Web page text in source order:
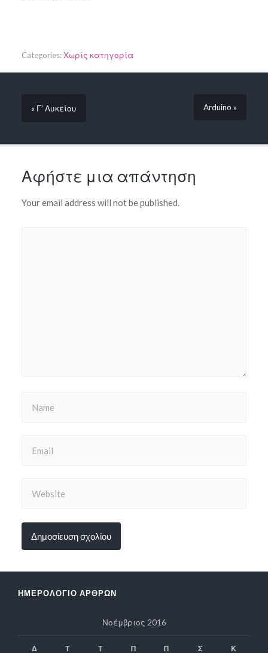
Categories:Χωρίς κατηγορία
« Γ’ Λυκείου Arduino »
Αφήστε μια απάντηση
Your email address will not be published.
ΗΜΕΡΟΛΌΓΙΟ ΆΡΘΡΩΝ
Νοέμβριος 2016
Δ Τ Τ Π Π Σ Κ